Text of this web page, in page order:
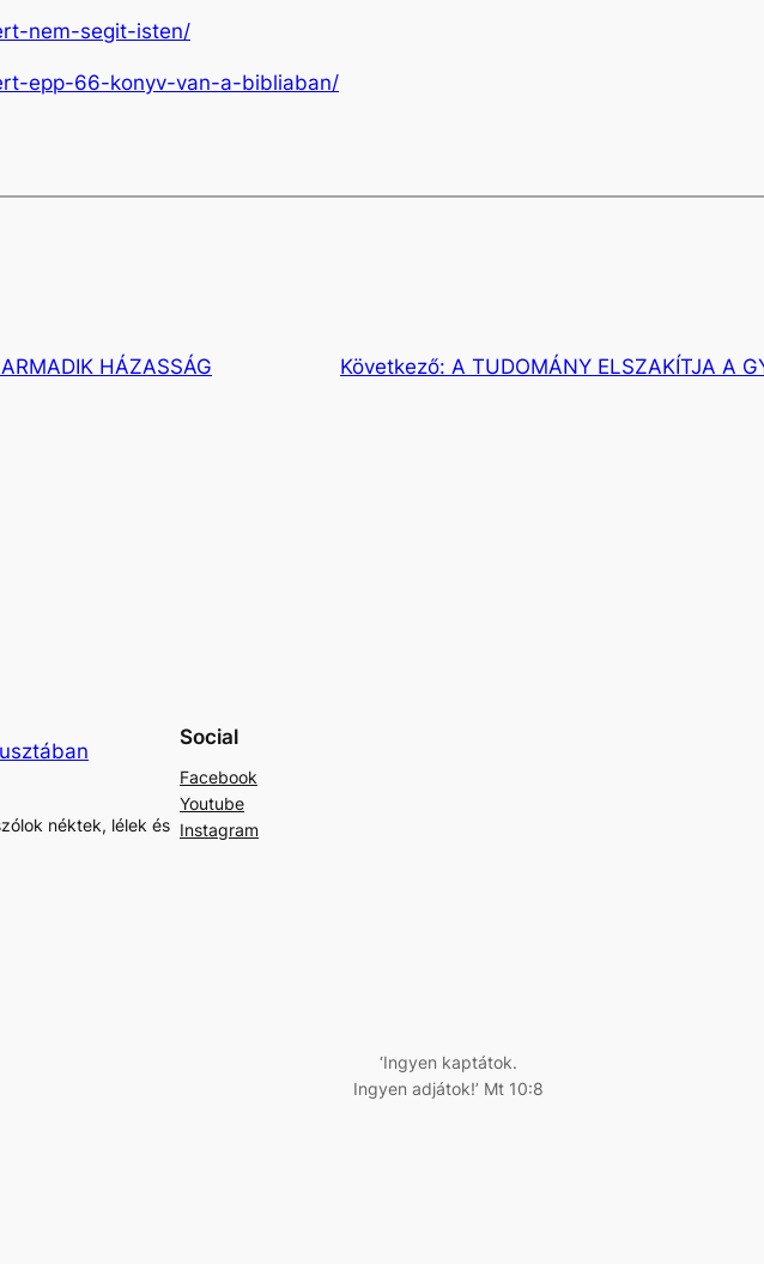
nem-segit-isten/
epp-66-konyv-van-a-bibliaban/
HÁZASSÁG Következő: A TUDOMÁNY ELSZAKÍTJA A
néktek, lélek és
Social
Facebook
Youtube
Instagram
‘Ingyen kaptátok.
Ingyen adjátok!’ Mt 10:8